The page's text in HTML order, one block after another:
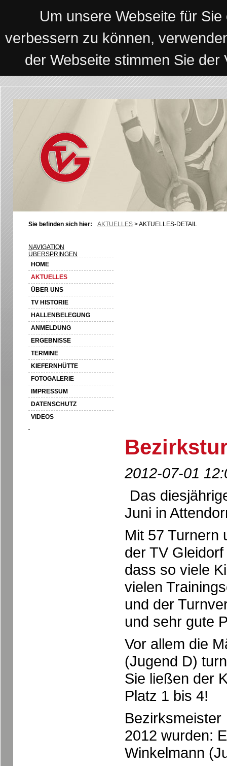
Um unsere Webseite für
verbessern zu können,
der Webseite stimmen Sie
Sie befinden sich hier: AKTUELLES >AKTUELLES-DETAIL
NAVIGATION
ÜBERSPRINGEN
HOME
AKTUELLES
ÜBER UNS
TV HISTORIE
HALLENBELEGUNG
ANMELDUNG
ERGEBNISSE
TERMINE
KIEFERNHÜTTE
FOTOGALERIE
IMPRESSUM
DATENSCHUTZ
VIDEOS
2012-07-01
Das
Juni in
Mit 57 Turnern
der TV
dass so viele
vielen
und der
und sehr gute
Vor allem die
(Jugend D)
Sie ließen der
Platz 1 bis 4!
Bezirksmeister
2012 wurden:
Winkelmann